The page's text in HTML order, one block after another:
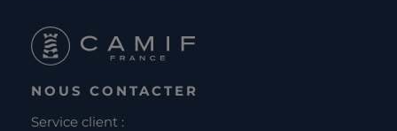
NOUS CONTACTER
Service client :